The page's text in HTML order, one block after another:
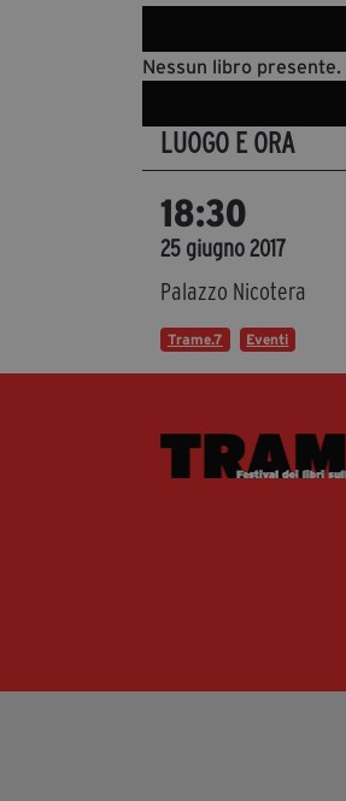
Nessun libro presente.
LUOGO E ORA
18:30
25 giugno 2017
Palazzo Nicotera
Trame.7 Eventi